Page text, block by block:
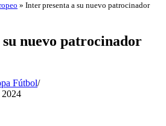
» Inter presenta a su nuevo patrocinador
nuevo patrocinador
Fútbol